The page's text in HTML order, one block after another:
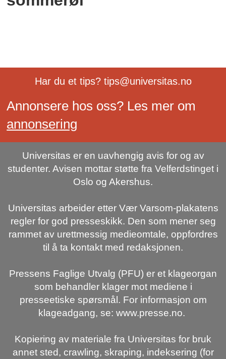
Har du et tips? tips@universitas.no
Annonsere hos oss? Les mer om
annonsering
Universitas er en uavhengig avis for og av
studenter. Avisen mottar støtte fra Velferdstinget i
Oslo og Akershus.
Universitas arbeider etter Vær Varsom-plakatens
regler for god presseskikk. Den som mener seg
rammet av urettmessig medieomtale, oppfordres
til å ta kontakt med redaksjonen.
Pressens Faglige Utvalg (PFU) er et klageorgan
som behandler klager mot mediene i
presseetiske spørsmål. For informasjon om
klageadgang, se: www.presse.no.
Kopiering av materiale fra Universitas for bruk
annet sted, crawling, skraping, indeksering (for